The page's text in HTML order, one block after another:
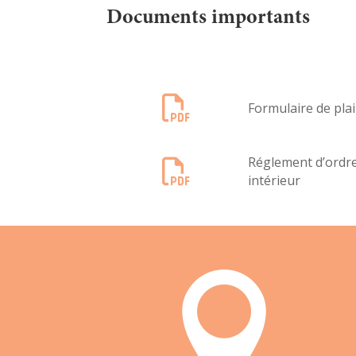
Documents importants
 Formulaire de

Réglement
intérieur
